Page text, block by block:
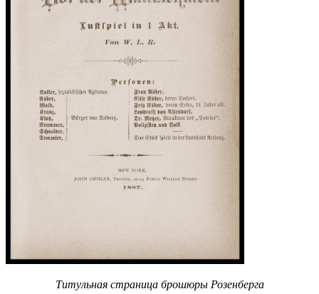
Титульная страница брошюры Розенберга